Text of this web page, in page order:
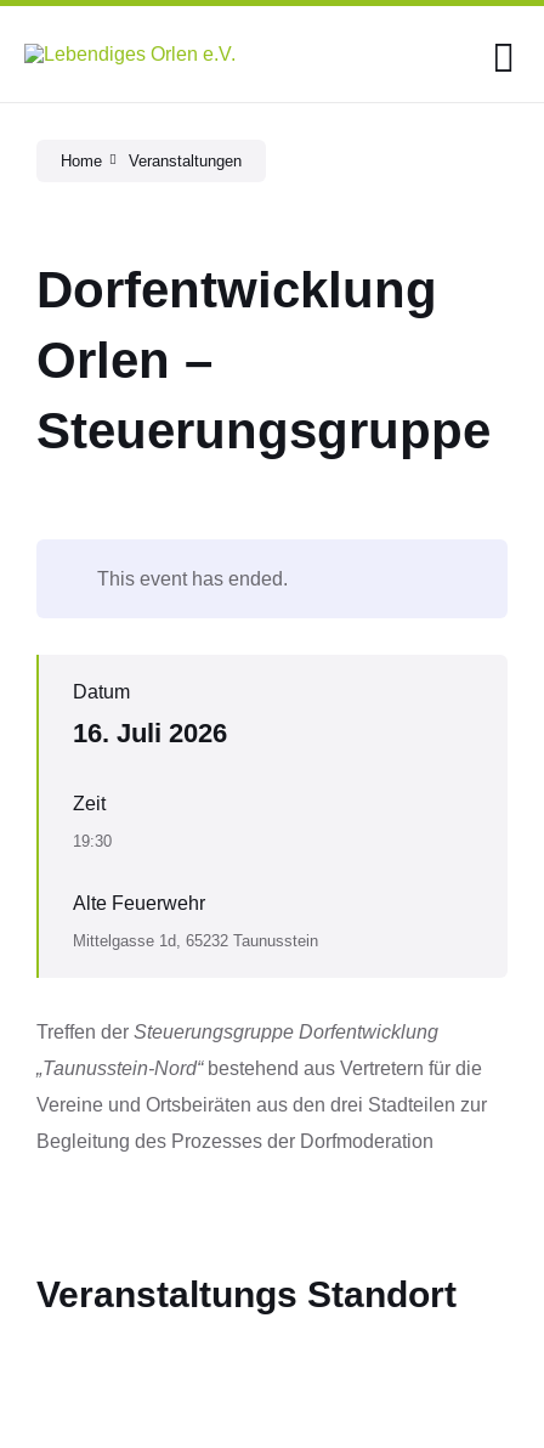
Skip
content
Skip
main
Skip
footer
Home Veranstaltungen
Dorfentwicklung
Orlen –
Steuerungsgruppe
This event has ended.
Datum
16. Juli 2026
Zeit
19:30
Alte Feuerwehr
Mittelgasse 1d, 65232 Taunusstein
Treffen der Steuerungsgruppe Dorfentwicklung
„Taunusstein-Nord“bestehend aus Vertretern für die
Vereine und Ortsbeiräten aus den drei Stadteilen zur
Begleitung des Prozesses der Dorfmoderation
Veranstaltungs Standort